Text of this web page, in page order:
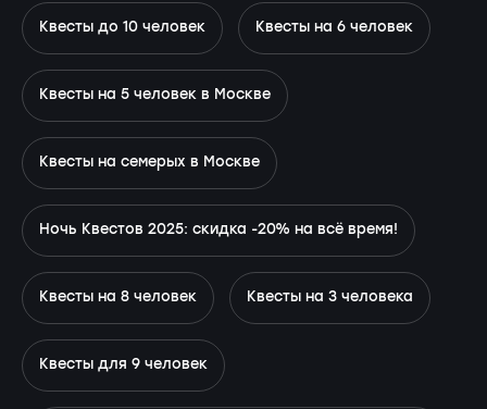
Квесты до 10 человек Квесты на 6 человек
Квесты на 5 человек в Москве
Квесты на семерых в Москве
Ночь Квестов 2025: скидка -20% на всё время!
Квесты на 8 человек Квесты на 3 человека
Квесты для 9 человек